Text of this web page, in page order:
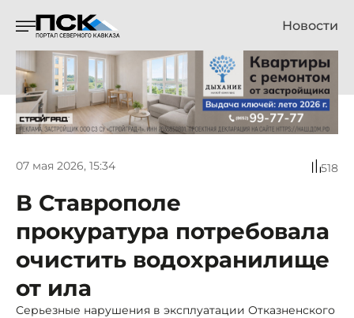
Новости
07 мая 2026, 15:34 518
В Ставрополе
прокуратура потребовала
очистить водохранилище
от ила
Серьезные нарушения в эксплуатации Отказненского